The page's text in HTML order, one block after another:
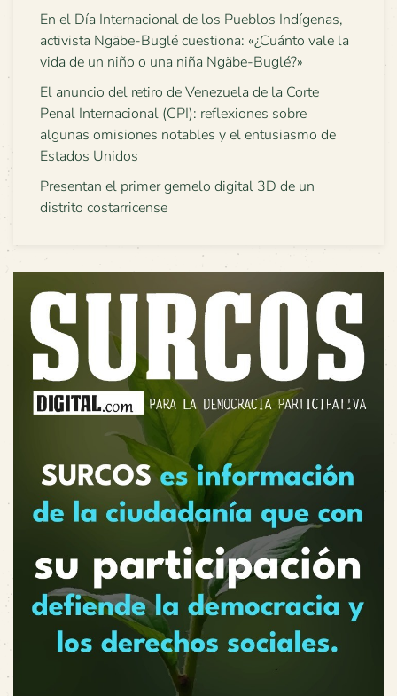
En el Día Internacional de los Pueblos Indígenas,
activista Ngäbe-Buglé cuestiona: «¿Cuánto vale la
vida de un niño o una niña Ngäbe-Buglé?»
El anuncio del retiro de Venezuela de la Corte
Penal Internacional (CPI): reflexiones sobre
algunas omisiones notables y el entusiasmo de
Estados Unidos
Presentan el primer gemelo digital 3D de un
distrito costarricense